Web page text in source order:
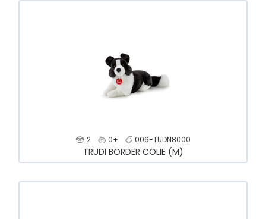
2 0+ 006-TUDN8000
TRUDI BORDER COLIE (M)